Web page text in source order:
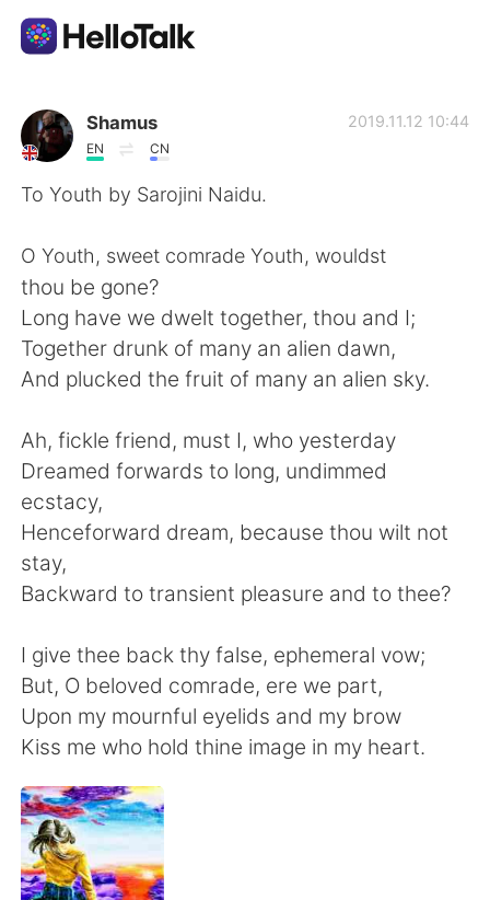
語言交換應用
AI Grammar Checker
English 简体中文
Español العربية
Français Deutsch
日本語
Indonesia Italiano
Türkçe Tiếng Việt
Português
Shamus
EN CN
2019.11.12 10:44
To Youth by Sarojini Naidu.
O Youth, sweet comrade Youth, wouldst
thou be gone?
Long have we dwelt together, thou and I;
Together drunk of many an alien dawn,
And plucked the fruit of many an alien sky.
Ah, fickle friend, must I, who yesterday
Dreamed forwards to long, undimmed
ecstacy,
Henceforward dream, because thou wilt not
stay,
Backward to transient pleasure and to thee?
I give thee back thy false, ephemeral vow;
But, O beloved comrade, ere we part,
Upon my mournful eyelids and my brow
Kiss me who hold thine image in my heart.